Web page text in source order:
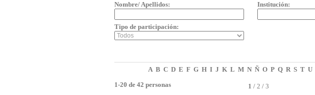
Nombre/ Apellidos: Institución:
Tipo de participación:
A B C D E F G H I J K L M N Ñ O P Q R S T U
1-20 de 42 personas
1 / 2 / 3